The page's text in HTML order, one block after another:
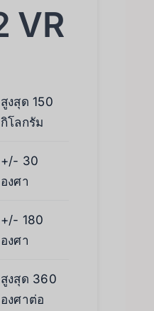
VR
สูงสุด 150
กิโลกรัม
+/- 30
องศา
+/- 180
องศา
สูงสุด 360
องศาต่อ